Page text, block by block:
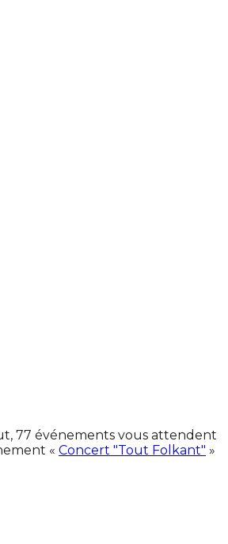
77 événements vous attendent
« Concert "Tout Folkant" »